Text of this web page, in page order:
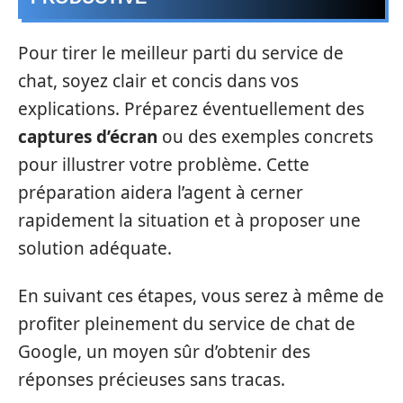
Pour tirer le meilleur parti du service de
chat, soyez clair et concis dans vos
explications. Préparez éventuellement des
captures d’écran ou des exemples concrets
pour illustrer votre problème. Cette
préparation aidera l’agent à cerner
rapidement la situation et à proposer une
solution adéquate.
En suivant ces étapes, vous serez à même de
profiter pleinement du service de chat de
Google, un moyen sûr d’obtenir des
réponses précieuses sans tracas.